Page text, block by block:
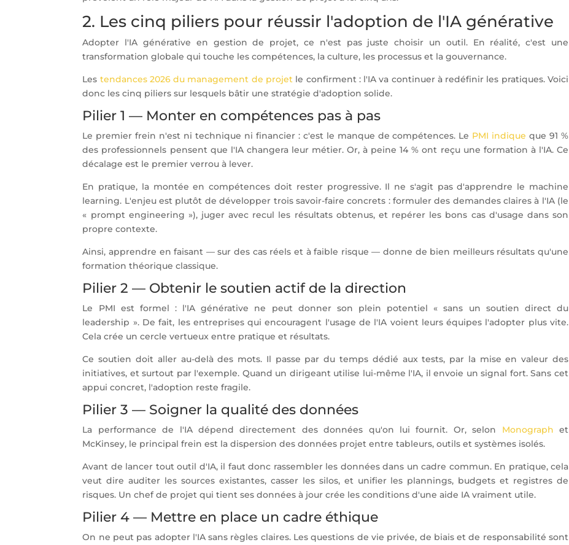
2. Les cinq piliers pour réussir l'adoption de l'IA générative
Adopter l'IA générative en gestion de projet, ce n'est pas juste choisir un outil. En réalité, c'est une
transformation globale qui touche les compétences, la culture, les processus et la gouvernance.
Les tendances 2026 du management de projet le confirment : l'IA va continuer à redéfinir les pratiques. Voici
donc les cinq piliers sur lesquels bâtir une stratégie d'adoption solide.
Pilier 1 — Monter en compétences pas à pas
Le premier frein n'est ni technique ni financier : c'est le manque de compétences. Le PMI indique que 91 %
des professionnels pensent que l'IA changera leur métier. Or, à peine 14 % ont reçu une formation à l'IA. Ce
décalage est le premier verrou à lever.
En pratique, la montée en compétences doit rester progressive. Il ne s'agit pas d'apprendre le machine
learning. L'enjeu est plutôt de développer trois savoir-faire concrets : formuler des demandes claires à l'IA (le
« prompt engineering »), juger avec recul les résultats obtenus, et repérer les bons cas d'usage dans son
propre contexte.
Ainsi, apprendre en faisant — sur des cas réels et à faible risque — donne de bien meilleurs résultats qu'une
formation théorique classique.
Pilier 2 — Obtenir le soutien actif de la direction
Le PMI est formel : l'IA générative ne peut donner son plein potentiel « sans un soutien direct du
leadership ». De fait, les entreprises qui encouragent l'usage de l'IA voient leurs équipes l'adopter plus vite.
Cela crée un cercle vertueux entre pratique et résultats.
Ce soutien doit aller au-delà des mots. Il passe par du temps dédié aux tests, par la mise en valeur des
initiatives, et surtout par l'exemple. Quand un dirigeant utilise lui-même l'IA, il envoie un signal fort. Sans cet
appui concret, l'adoption reste fragile.
Pilier 3 — Soigner la qualité des données
La performance de l'IA dépend directement des données qu'on lui fournit. Or, selon Monograph et
McKinsey, le principal frein est la dispersion des données projet entre tableurs, outils et systèmes isolés.
Avant de lancer tout outil d'IA, il faut donc rassembler les données dans un cadre commun. En pratique, cela
veut dire auditer les sources existantes, casser les silos, et unifier les plannings, budgets et registres de
risques. Un chef de projet qui tient ses données à jour crée les conditions d'une aide IA vraiment utile.
Pilier 4 — Mettre en place un cadre éthique
On ne peut pas adopter l'IA sans règles claires. Les questions de vie privée, de biais et de responsabilité sont